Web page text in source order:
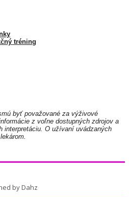
tréning
byť považované za výživové
z voľne dostupných zdrojov a
interpretáciu. O užívaní uvádzaných
by Dahz